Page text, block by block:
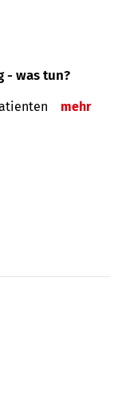
- was tun?
mehr